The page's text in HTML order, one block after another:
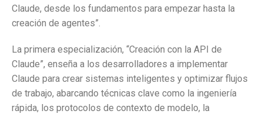
Claude, desde los fundamentos para empezar hasta la
creación de agentes”.
La primera especialización, “Creación con la API de
Claude”, enseña a los desarrolladores a implementar
Claude para crear sistemas inteligentes y optimizar flujos
de trabajo, abarcando técnicas clave como la ingeniería
rápida, los protocolos de contexto de modelo, la